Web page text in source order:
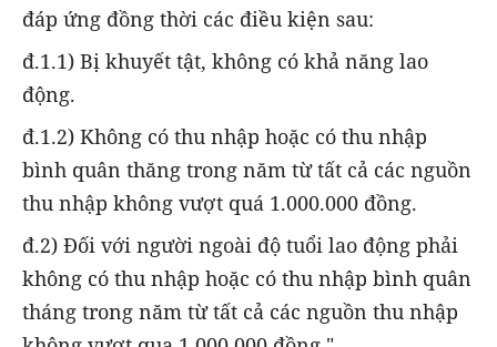
đáp ứng đồng thời các điều kiện sau:
đ.1.1) Bị khuyết tật, không có khả năng lao
động.
đ.1.2) Không có thu nhập hoặc có thu nhập
bình quân thăng trong năm từ tất cả các nguồn
thu nhập không vượt quá 1.000.000 đồng.
đ.2) Đối với người ngoài độ tuổi lao động phải
không có thu nhập hoặc có thu nhập bình quân
tháng trong năm từ tất cả các nguồn thu nhập